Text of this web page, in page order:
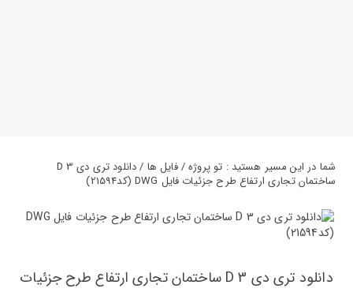
شما در این مسیر هستید : تو پروژه / فایل ها / دانلود تری دی 3 D
ساختمان تجاری ارتفاع طرح جزئیات فایل DWG (کد21594)
دانلود تری دی 3 D ساختمان تجاری ارتفاع طرح جزئیات